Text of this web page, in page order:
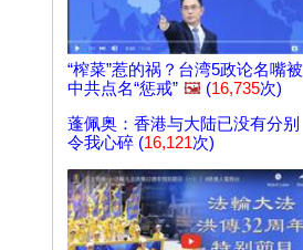
“榨菜”惹的祸？台湾5政论名嘴被
中共点名“惩戒” 🖼️ (16,735次)
蓬佩奥：香港与大陆已没有分别
令我心碎 (16,121次)